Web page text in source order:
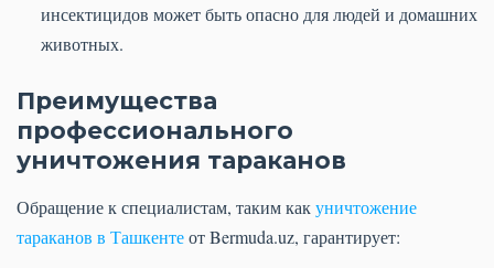
инсектицидов может быть опасно для людей и домашних
животных.
Преимущества
профессионального
уничтожения тараканов
Обращение к специалистам, таким какуничтожение
тараканов в Ташкентеот Bermuda.uz, гарантирует: